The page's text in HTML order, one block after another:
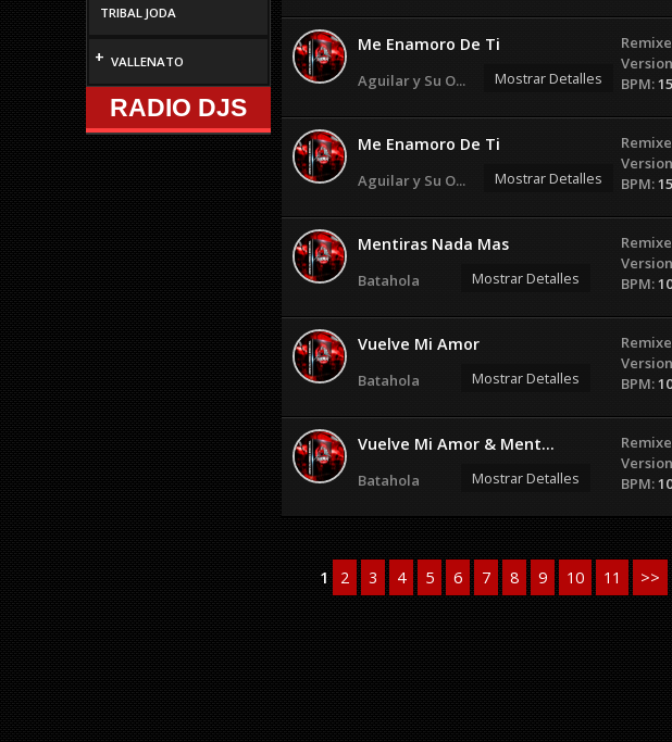
TRIBAL JODA
+ VALLENATO
RADIO DJS
Me Enamoro De Ti
Aguilar y Su O... Mostrar Detalles
BPM:
Me Enamoro De Ti
Aguilar y Su O... Mostrar Detalles
BPM:
Mentiras Nada Mas
Batahola Mostrar Detalles
BPM:
Vuelve Mi Amor
Batahola Mostrar Detalles
BPM:
Vuelve Mi Amor & Ment...
Batahola Mostrar Detalles
BPM:
1 2 3 4 5 6 7 8 9 10 11 >>